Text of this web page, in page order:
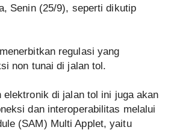
Senin (25/9), seperti dikutip
regulasi yang
non tunai di jalan tol.
elektronik di jalan tol ini juga akan
dan interoperabilitas melalui
(SAM) Multi Applet, yaitu